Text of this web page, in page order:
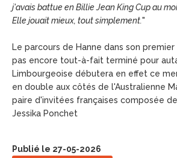
j'avais battue en Billie Jean King Cup au
Elle jouait mieux, tout simplement."
Le parcours de Hanne dans son
pas encore tout-à-fait terminé pour
Limbourgeoise débutera en effet ce
en double aux côtés de l'Australienne
paire d'invitées françaises composée
Jessika Ponchet
Publié le 27-05-2026